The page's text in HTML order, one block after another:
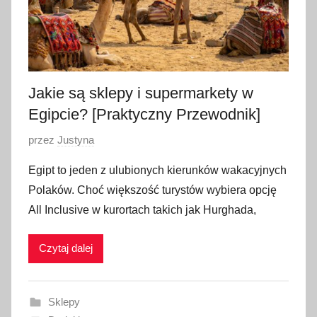
Jakie są sklepy i supermarkety w
Egipcie? [Praktyczny Przewodnik]
O
u
b
l
i
a
przez Justyna
Egipt to jeden z ulubionych kierunków wakacyjnych
Polaków. Choć większość turystów wybiera opcję
All Inclusive w kurortach takich jak Hurghada,
Czytaj dalej
Sklepy